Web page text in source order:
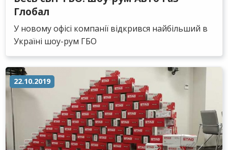
Глобал
У новому офісі компанії відкрився найбільший в
Україні шоу-рум ГБО
22.10.2019